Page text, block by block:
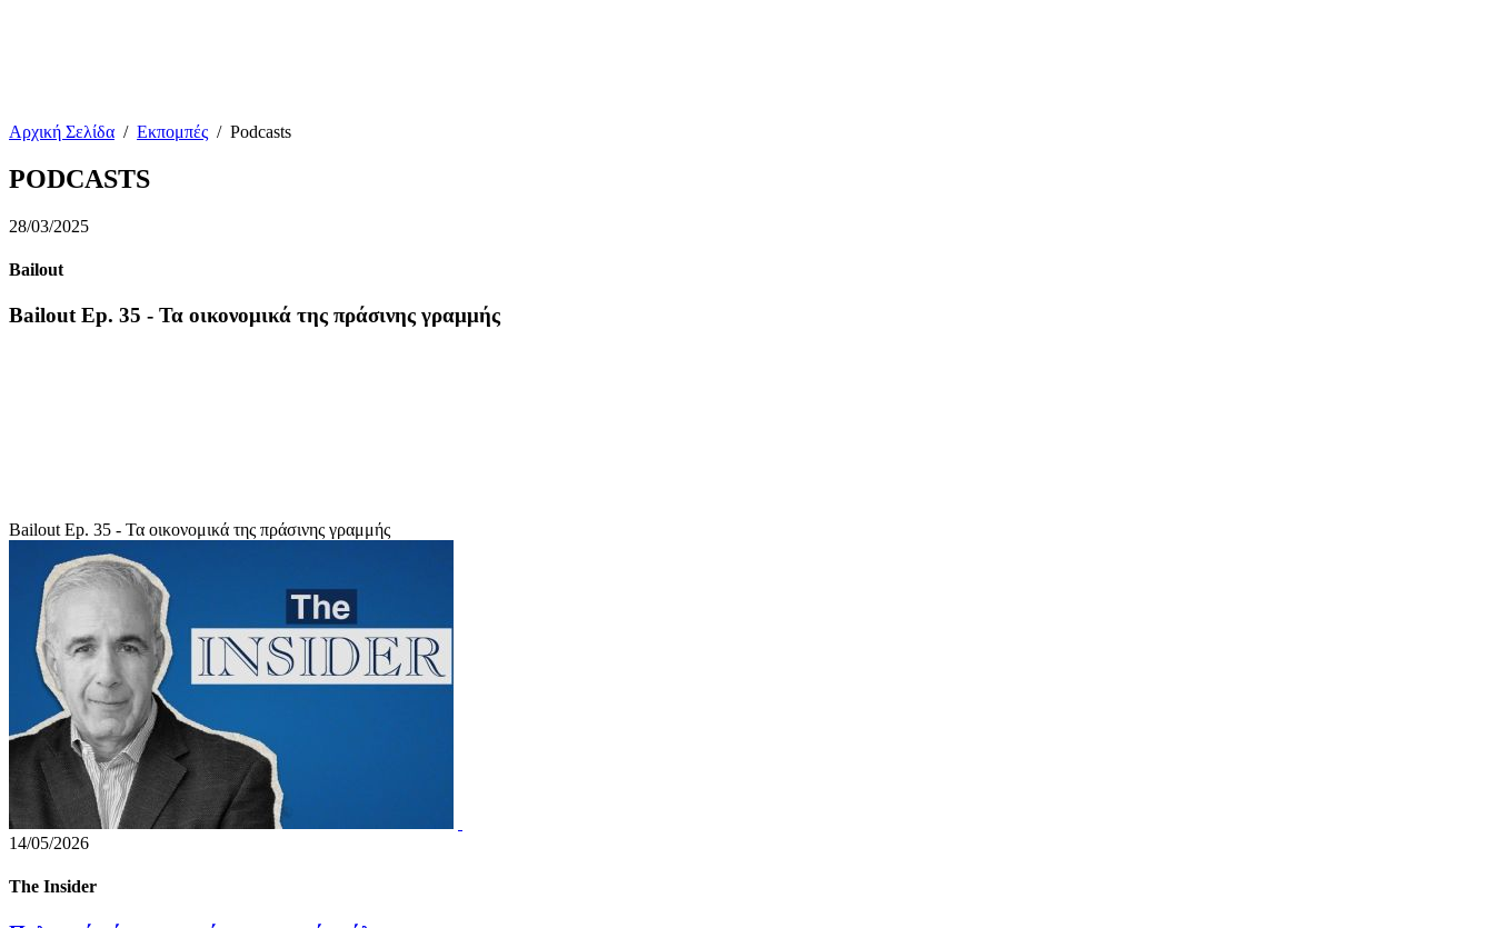
Αρχική Σελίδα / Εκπομπές / Podcasts
PODCASTS
28/03/2025
Bailout
Bailout Ep. 35 - Τα οικονομικά της πράσινης γραμμής
Bailout Ep. 35 - Τα οικονομικά της πράσινης γραμμής
14/05/2026
The Insider